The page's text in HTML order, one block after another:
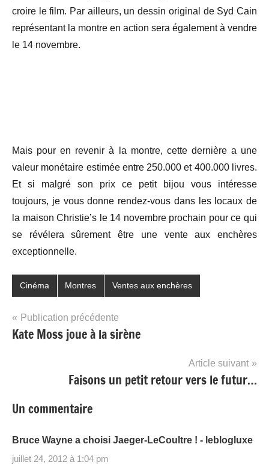
croire le film. Par ailleurs, un dessin original de Syd Cain
représentant la montre en action sera également à vendre
le 14 novembre.
Mais pour en revenir à la montre, cette dernière a une
valeur monétaire estimée entre 250.000 et 400.000 livres.
Et si malgré son prix ce petit bijou vous intéresse
toujours, je vous donne rendez-vous dans les locaux de
la maison Christie’s le 14 novembre prochain pour ce qui
se révélera sûrement être une vente aux enchères
exceptionnelle.
Cinéma Montres Ventes aux enchères
Navigation
de
Publication précédente
Kate Moss joue à la sirène
Article suivant
Faisons un petit retour vers le futur…
Un commentaire
Bruce Wayne a choisi Jaeger-LeCoultre ! - leblogluxe
juillet 24, 2012 à 1:04 pm